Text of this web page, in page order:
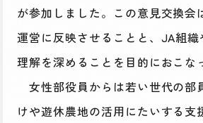
が参加しました。この意見交換会
運営に反映させることと、JA組
理解を深めることを目的におこな
女性部役員からは若い世代の部
けや遊休農地の活用にたいする支